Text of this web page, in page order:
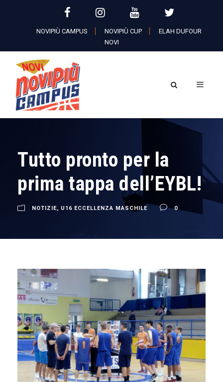
NOVIPIÙ CAMPUS NOVIPIÙ CUP
ELAH DUFOUR
NOVI
Tutto pronto per la
prima tappa dell’EYBL!
NOTIZIE, U16 ECCELLENZA MASCHILE 0